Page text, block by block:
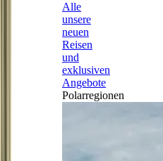
Alle
unsere
neuen
Reisen
und
exklusiven
Angebote
Polarregionen